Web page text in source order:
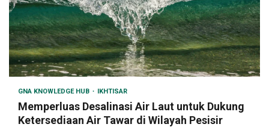
GNA KNOWLEDGE HUB IKHTISAR
Memperluas Desalinasi Air Laut untuk Dukung
Ketersediaan Air Tawar di Wilayah Pesisir